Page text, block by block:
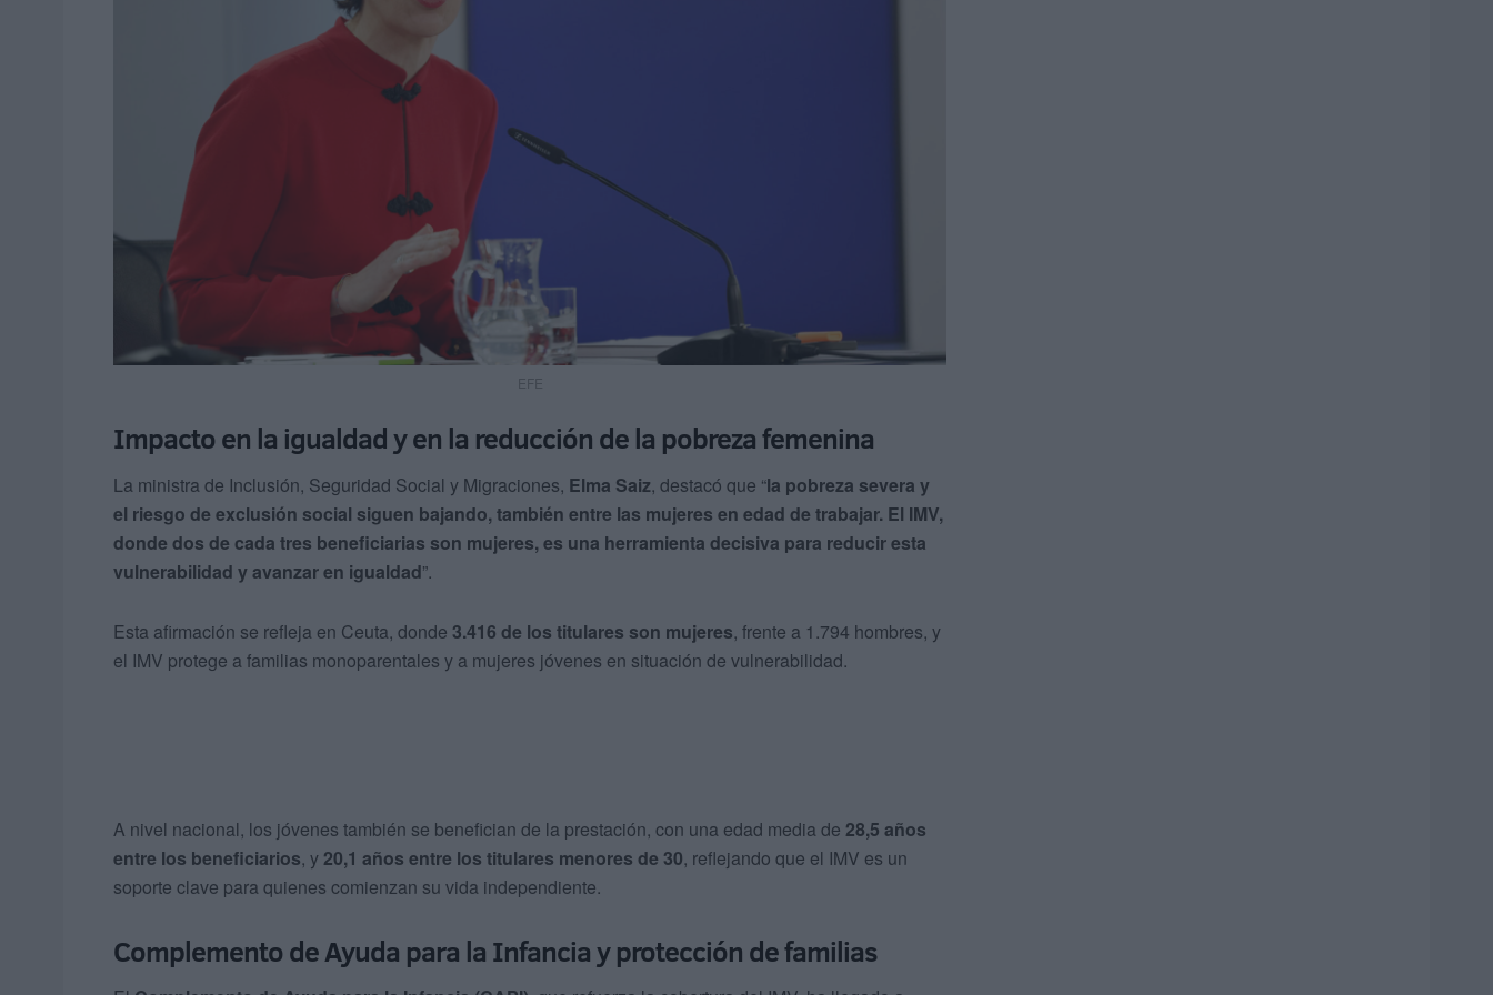
EFE
Impacto en la igualdad y en la reducción de la pobreza femenina
La ministra de Inclusión, Seguridad Social y Migraciones, Elma Saiz, destacó que “la pobreza severa y
el riesgo de exclusión social siguen bajando, también entre las mujeres en edad de trabajar. El IMV,
donde dos de cada tres beneficiarias son mujeres, es una herramienta decisiva para reducir esta
vulnerabilidad y avanzar en igualdad”.
Esta afirmación se refleja en Ceuta, donde 3.416 de los titulares son mujeres, frente a 1.794 hombres, y
el IMV protege a familias monoparentales y a mujeres jóvenes en situación de vulnerabilidad.
A nivel nacional, los jóvenes también se benefician de la prestación, con una edad media de 28,5 años
entre los beneficiarios, y20,1 años entre los titulares menores de 30, reflejando que el IMV es un
soporte clave para quienes comienzan su vida independiente.
Complemento de Ayuda para la Infancia y protección de familias